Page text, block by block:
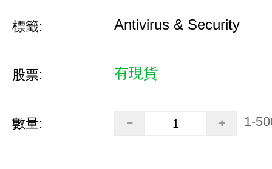
標籤: Antivirus & Security
股票: 有現貨
數量: 1-